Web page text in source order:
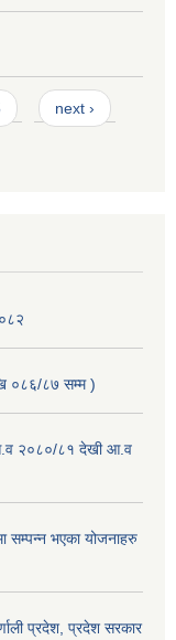
next ›
०८६/८७ सम्म )
२०८०/८१ देखी आ.व
सम्पन्न भएका योजनाहरु
प्रदेश, प्रदेश सरकार